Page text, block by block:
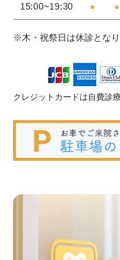
15:00~19:30 ● ●
※木・祝祭日は休診となり
クレジットカードは自費診